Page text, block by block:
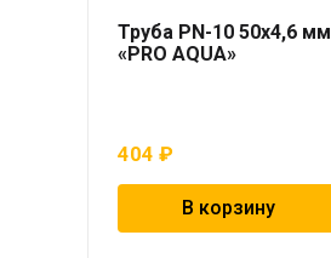
Труба PN-10 50х4,6 мм
«PRO AQUA»
404 ₽
В корзину